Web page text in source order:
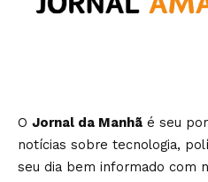
O Jornal da Manhã é seu
notícias sobre tecnologia,
seu dia bem informado com